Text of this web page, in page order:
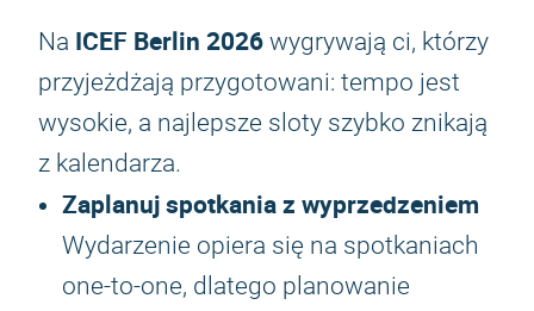
Na ICEF Berlin 2026 wygrywają ci, którzy
przyjeżdżają przygotowani: tempo jest
wysokie, a najlepsze sloty szybko znikają
z kalendarza.
Zaplanuj spotkania z wyprzedzeniem
Wydarzenie opiera się na spotkaniach
one-to-one, dlatego planowanie